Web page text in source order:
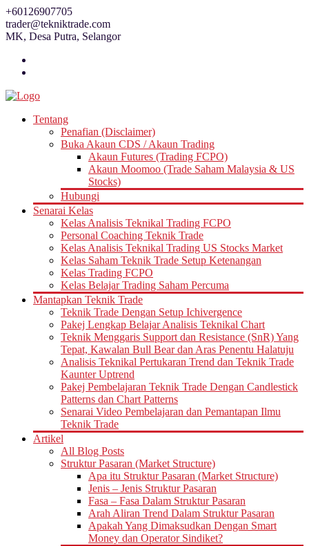
Skip
to
content
+60126907705
trader@tekniktrade.com
MK, Desa Putra, Selangor
Tentang
Penafian (Disclaimer)
Buka Akaun CDS / Akaun Trading
Akaun Futures (Trading FCPO)
Akaun Moomoo (Trade Saham Malaysia & US
Stocks)
Hubungi
Senarai Kelas
Kelas Analisis Teknikal Trading FCPO
Personal Coaching Teknik Trade
Kelas Analisis Teknikal Trading US Stocks Market
Kelas Saham Teknik Trade Setup Ketenangan
Kelas Trading FCPO
Kelas Belajar Trading Saham Percuma
Mantapkan Teknik Trade
Teknik Trade Dengan Setup Ichivergence
Pakej Lengkap Belajar Analisis Teknikal Chart
Teknik Menggaris Support dan Resistance (SnR) Yang
Tepat, Kawalan Bull Bear dan Aras Penentu Halatuju
Analisis Teknikal Pertukaran Trend dan Teknik Trade
Kaunter Uptrend
Pakej Pembelajaran Teknik Trade Dengan Candlestick
Patterns dan Chart Patterns
Senarai Video Pembelajaran dan Pemantapan Ilmu
Teknik Trade
Artikel
All Blog Posts
Struktur Pasaran (Market Structure)
Apa itu Struktur Pasaran (Market Structure)
Jenis – Jenis Struktur Pasaran
Fasa – Fasa Dalam Struktur Pasaran
Arah Aliran Trend Dalam Struktur Pasaran
Apakah Yang Dimaksudkan Dengan Smart
Money dan Operator Sindiket?